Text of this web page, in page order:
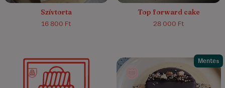
Szívtorta
16 800 Ft
Top forward cake
28 000 Ft
Mentes